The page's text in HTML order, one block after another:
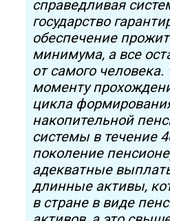
справедливая
государство
обеспечение
минимума, а все
от самого
моменту
цикла
накопительной
системы в течение
поколение
адекватные
длинные активы,
в стране в виде